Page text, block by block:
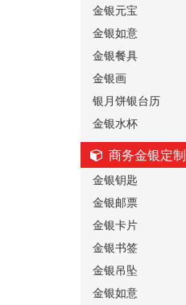
金银元宝
金银如意
金银餐具
金银画
银月饼银台历
金银水杯
商务金银定制
金银钥匙
金银邮票
金银卡片
金银书签
金银吊坠
金银如意